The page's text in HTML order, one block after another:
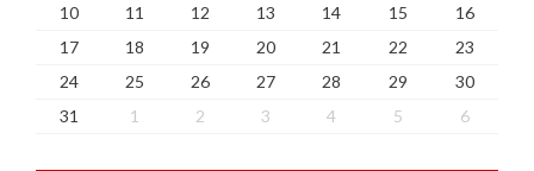
10
11 12 13 14 15
16
17
18 19 20 21 22
23
24
25 26 27 28 29
30
31
1 2 3 4 5 6